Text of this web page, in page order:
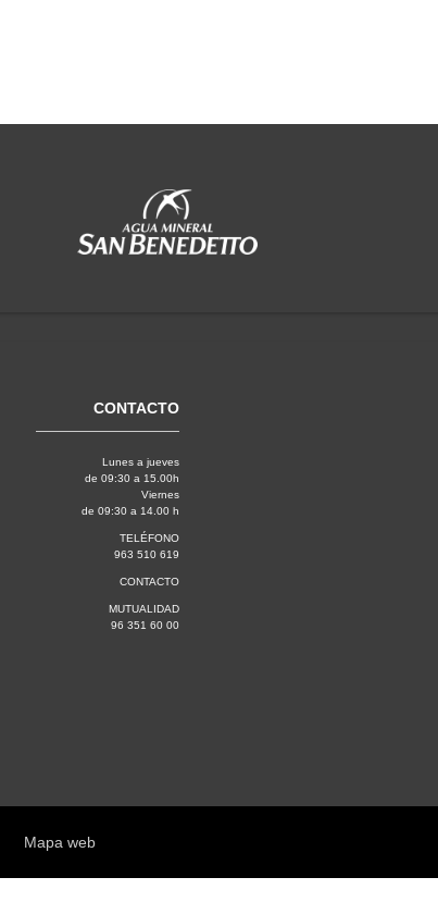
CONTACTO
Lunes a jueves
de 09:30 a 15.00h
Viernes
de 09:30 a 14.00 h
TELÉFONO
963 510 619
CONTACTO
MUTUALIDAD
96 351 60 00
Mapa web